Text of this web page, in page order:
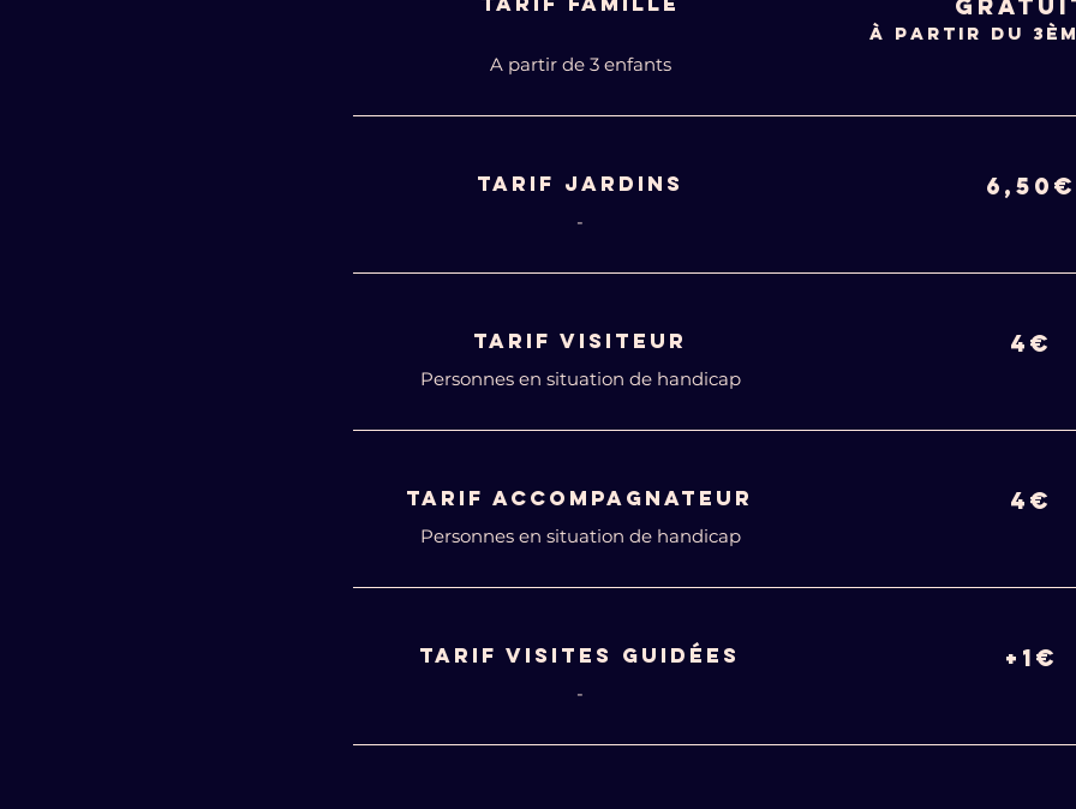
à partir du
A partir de 3 enfants
TARIF JARDINS 6,50€
-
TARIF VISITEUR 4€
Personnes en situation de handicap
tarif accompagnateur 4€
Personnes en situation de handicap
TARIF VISITES GUIDÉES +1€
-